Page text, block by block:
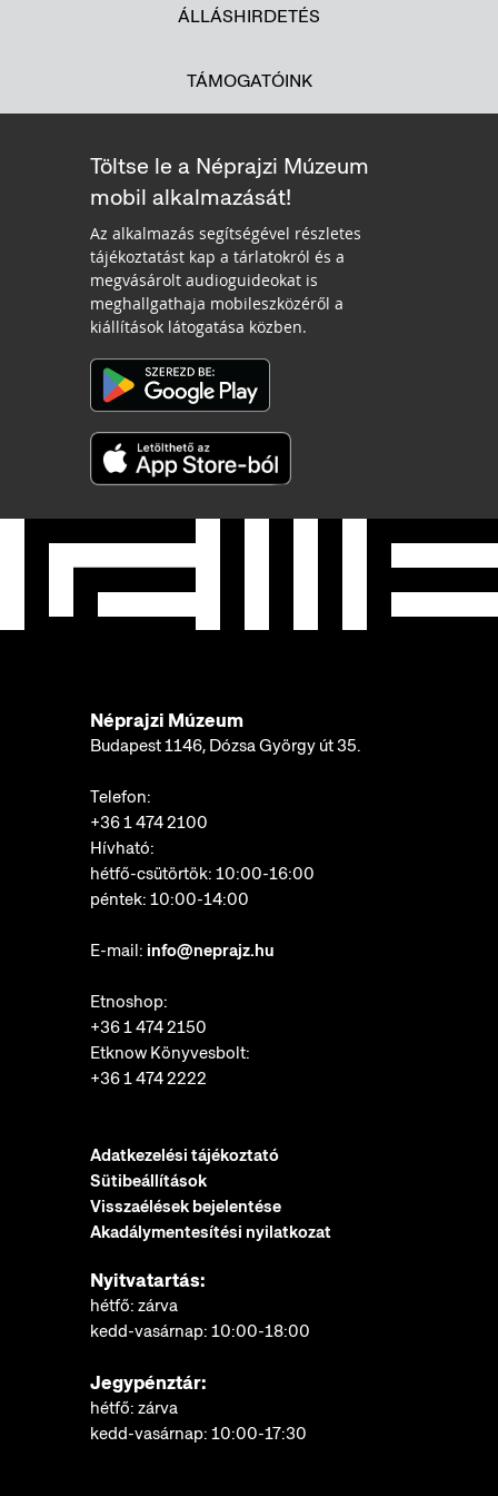
ÁLLÁSHIRDETÉS
TÁMOGATÓINK
Töltse le a Néprajzi Múzeum
mobil alkalmazását!
Az alkalmazás segítségével részletes
tájékoztatást kap a tárlatokról és a
megvásárolt audioguideokat is
meghallgathaja mobileszközéről a
kiállítások látogatása közben.
Néprajzi Múzeum
Budapest 1146, Dózsa György út 35.
Telefon:
+36 1 474 2100
Hívható:
hétfő-csütörtök: 10:00-16:00
péntek: 10:00-14:00
E-mail: info@neprajz.hu
Etnoshop:
+36 1 474 2150
Etknow Könyvesbolt:
+36 1 474 2222
Adatkezelési tájékoztató
Sütibeállítások
Visszaélések bejelentése
Akadálymentesítési nyilatkozat
Nyitvatartás:
hétfő: zárva
kedd-vasárnap: 10:00-18:00
Jegypénztár:
hétfő: zárva
kedd-vasárnap: 10:00-17:30